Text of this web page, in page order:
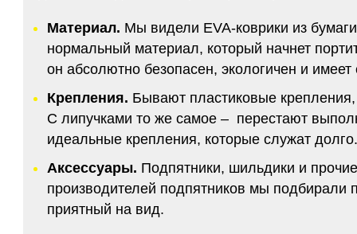
Материал. Мы видели EVA-коврики из
нормальный материал, который начнет
он абсолютно безопасен, экологичен и
Крепления. Бывают пластиковые
С липучками то же самое – перестают
идеальные крепления, которые служат
Аксессуары. Подпятники, шильдики и
производителей подпятников мы подбирали
приятный на вид.